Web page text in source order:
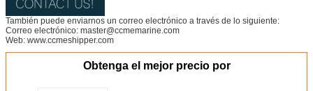
También puede enviarnos un correo electrónico a través de lo siguiente:
Correo electrónico: master@ccmemarine.com
Web: www.ccmeshipper.com
Obtenga el mejor precio por